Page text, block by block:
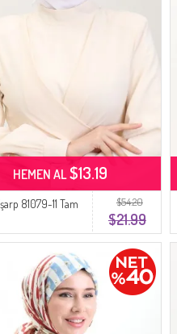
$54.20
$21.99
81079-11 Tam
HEMEN AL$13.19